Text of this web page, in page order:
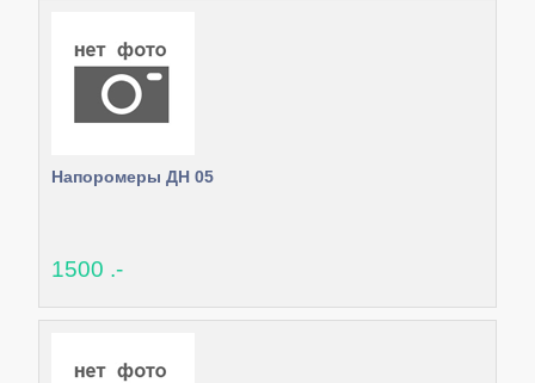
Напоромеры ДН 05
1500 .-